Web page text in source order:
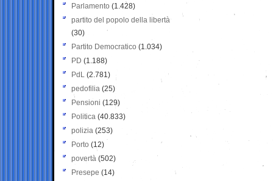
Parlamento (1.428)
partito del popolo della libertà
(30)
Partito Democratico (1.034)
PD (1.188)
PdL (2.781)
pedofilia (25)
Pensioni (129)
Politica (40.833)
polizia (253)
Porto (12)
povertà (502)
Presepe (14)